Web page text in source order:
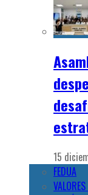
15
FEDUA